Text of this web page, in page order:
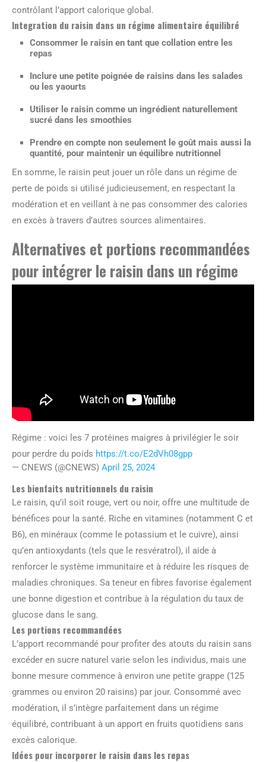
contrôlant l’apport calorique global.
Integration du raisin dans un régime alimentaire équilibré
Consommer le raisin en tant que collation entre les
repas
Inclure une petite poignée de raisins dans les salades
ou les yaourts
Utiliser le raisin comme un ingrédient naturellement
sucré dans les smoothies
Prendre en compte non seulement le goût mais aussi la
quantité, pour maintenir un équilibre nutritionnel
En somme, le raisin peut jouer un rôle dans un régime de
perte de poids si utilisé judicieusement, en respectant la
modération et en veillant à ne pas consommer des calories
en excès à travers d’autres sources alimentaires.
Alternatives et portions recommandées
pour intégrer le raisin dans un régime
Régime : voici les 7 protéines maigres à privilégier le soir
pour perdre du poids https://t.co/E2dVh08gpp
— CNEWS (@CNEWS) April 25, 2024
Les bienfaits nutritionnels du raisin
Le raisin, qu’il soit rouge, vert ou noir, offre une multitude de
bénéfices pour la santé. Riche en vitamines (notamment C et
B6), en minéraux (comme le potassium et le cuivre), ainsi
qu’en antioxydants (tels que le resvératrol), il aide à
renforcer le système immunitaire et à réduire les risques de
maladies chroniques. Sa teneur en fibres favorise également
une bonne digestion et contribue à la régulation du taux de
glucose dans le sang.
Les portions recommandées
L’apport recommandé pour profiter des atouts du raisin sans
excéder en sucre naturel varie selon les individus, mais une
bonne mesure commence à environ une petite grappe (125
grammes ou environ 20 raisins) par jour. Consommé avec
modération, il s’intègre parfaitement dans un régime
équilibré, contribuant à un apport en fruits quotidiens sans
excès calorique.
Idées pour incorporer le raisin dans les repas